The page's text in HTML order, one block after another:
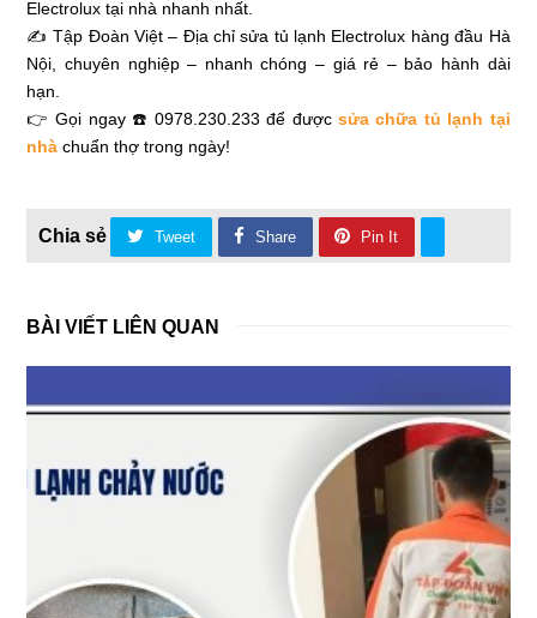
Electrolux tại nhà nhanh nhất.
✍ Tập Đoàn Việt – Địa chỉ sửa tủ lạnh Electrolux hàng đầu Hà
Nội, chuyên nghiệp – nhanh chóng – giá rẻ – bảo hành dài
hạn.
👉 Gọi ngay ☎️ 0978.230.233 để được sửa chữa tủ lạnh tại
nhà chuẩn thợ trong ngày!
Tweet Share Pin It
BÀI VIẾT LIÊN QUAN